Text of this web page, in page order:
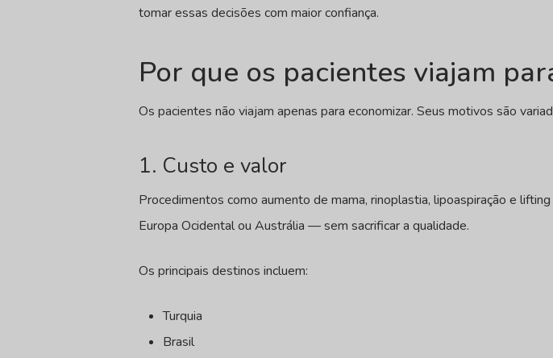
tomar essas decisões com maior confiança.
Por que os pacientes viajam
Os pacientes não viajam apenas para economizar. Seus motivos são
1. Custo e valor
Procedimentos como aumento de mama, rinoplastia, lipoaspiração e
Europa Ocidental ou Austrália — sem sacrificar a qualidade.
Os principais destinos incluem:
Turquia
Brasil